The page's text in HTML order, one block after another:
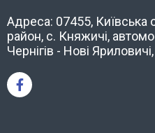
Адреса: 07455, Київська
район, с. Княжичі,
Чернігів - Нові